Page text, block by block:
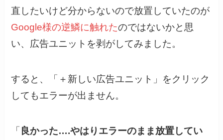
直したいけど分からないので放置していたのが
Google様の逆鱗に触れたのではないかと思
い、広告ユニットを剥がしてみました。
すると、「＋新しい広告ユニット」をクリック
してもエラーが出ません。
「 良かった….やはりエラーのまま放置してい